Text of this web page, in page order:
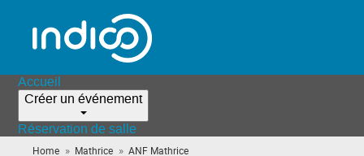
Accueil
Créer un événement
Réservation de salle
Home » Mathrice » ANF Mathrice